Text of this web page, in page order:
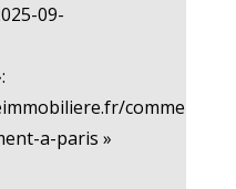
09-
comment-
a-paris »